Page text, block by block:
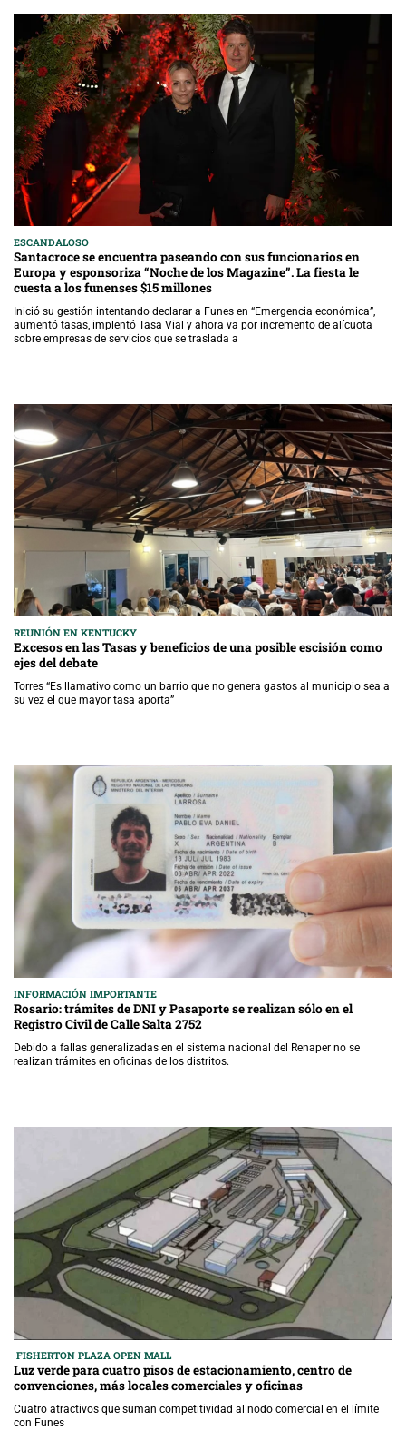
ESCANDALOSO
Santacroce se encuentra paseando con sus funcionarios en
Europa y esponsoriza “Noche de los Magazine”. La fiesta le
cuesta a los funenses $15 millones
Inició su gestión intentando declarar a Funes en “Emergencia económica”,
aumentó tasas, implentó Tasa Vial y ahora va por incremento de alícuota
sobre empresas de servicios que se traslada a
REUNIÓN EN KENTUCKY
Excesos en las Tasas y beneficios de una posible escisión como
ejes del debate
Torres “Es llamativo como un barrio que no genera gastos al municipio sea a
su vez el que mayor tasa aporta”
INFORMACIÓN IMPORTANTE
Rosario: trámites de DNI y Pasaporte se realizan sólo en el
Registro Civil de Calle Salta 2752
Debido a fallas generalizadas en el sistema nacional del Renaper no se
realizan trámites en oficinas de los distritos.
FISHERTON PLAZA OPEN MALL
Luz verde para cuatro pisos de estacionamiento, centro de
convenciones, más locales comerciales y oficinas
Cuatro atractivos que suman competitividad al nodo comercial en el límite
con Funes